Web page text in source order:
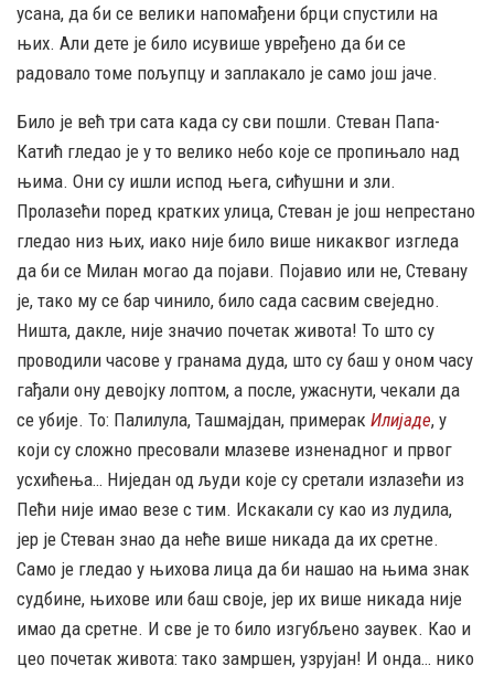
усана, да би се велики напомађени брци спустили на
њих. Али дете је било исувише увређено да би се
радовало томе пољупцу и заплакало је само још јаче.
Било је већ три сата када су сви пошли. Стеван Папа-
Катић гледао је у то велико небо које се пропињало над
њима. Они су ишли испод њега, сићушни и зли.
Пролазећи поред кратких улица, Стеван је још непрестано
гледао низ њих, иако није било више никаквог изгледа
да би се Милан могао да појави. Појавио или не, Стевану
је, тако му се бар чинило, било сада сасвим свеједно.
Ништа, дакле, није значио почетак живота! То што су
проводили часове у гранама дуда, што су баш у оном часу
гађали ону девојку лоптом, а после, ужаснути, чекали да
се убије. То: Палилула, Ташмајдан, примерак Илијаде, у
који су сложно пресовали млазеве изненадног и првог
усхићења… Ниједан од људи које су сретали излазећи из
Пећи није имао везе с тим. Искакали су као из лудила,
јер је Стеван знао да неће више никада да их сретне.
Само је гледао у њихова лица да би нашао на њима знак
судбине, њихове или баш своје, јер их више никада није
имао да сретне. И све је то било изгубљено заувек. Као и
цео почетак живота: тако замршен, узрујан! И онда… нико